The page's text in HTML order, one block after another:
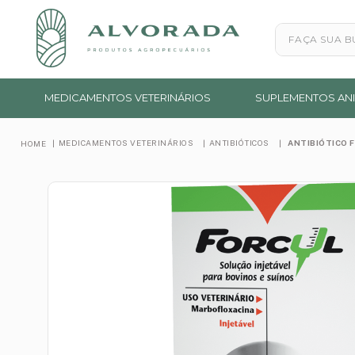
Faça sua
MEDICAMENTOS VETERINÁRIOS SUPLEMENTOS
MEDICAMENTOS VETERINÁRIOS ANTIBIÓTICOS ANTIBIÓTICO